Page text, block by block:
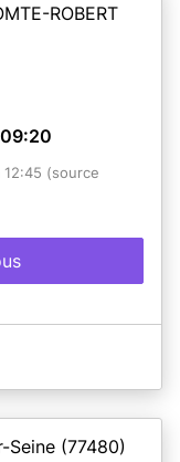
ROBERT
(source
Seine (77480)